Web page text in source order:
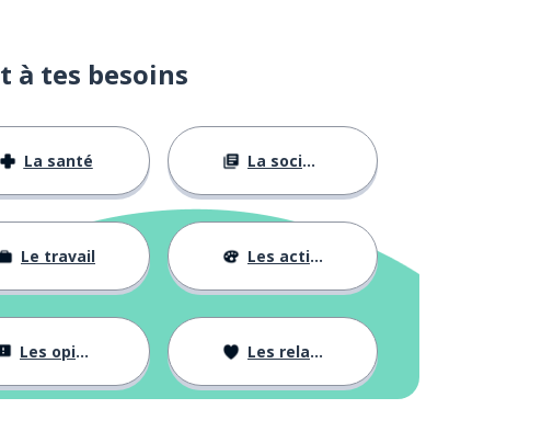
à tes besoins
La santé La société
Le travail Les activités
Les opinions Les relations